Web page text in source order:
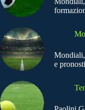
e